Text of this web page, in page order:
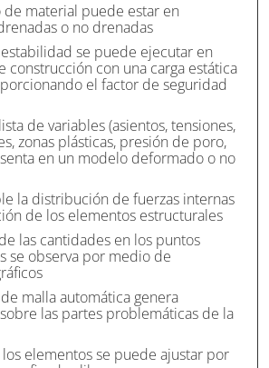
de material puede estar en
o no drenadas
se puede ejecutar en
construcción con una carga estática
el factor de seguridad
de variables (asientos, tensiones,
zonas plásticas, presión de poro,
en un modelo deformado o no
la distribución de fuerzas internas
de los elementos estructurales
las cantidades en los puntos
se observa por medio de
malla automática genera
las partes problemáticas de la
elementos se puede ajustar por